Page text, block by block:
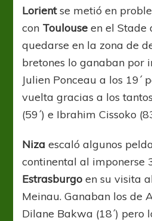
Lorientse metió en
con Toulouseen el Stade
quedarse en la zona de
bretones lo ganaban por
Julien Ponceau a los 19´
vuelta gracias a los
(59´) e Ibrahim Cissoko
Niza escaló algunos
continental al imponerse
Estrasburgo en su visita
Meinau. Ganaban los de
Dilane Bakwa (18´) pero